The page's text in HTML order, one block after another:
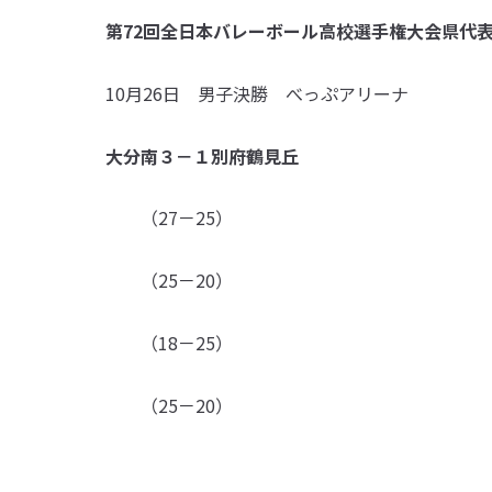
第72回全日本バレーボール高校選手権大会県代
10月26日 男子決勝 べっぷアリーナ
大分南３－１別府鶴見丘
（27－25）
（25－20）
（18－25）
（25－20）